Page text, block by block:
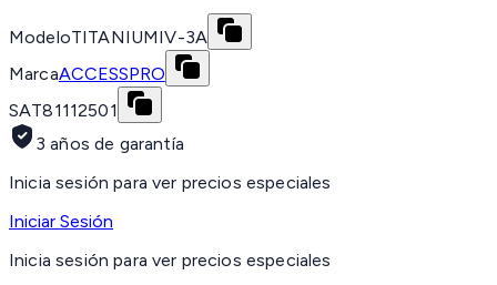
ModeloTITANIUMIV-3A
MarcaACCESSPRO
SAT81112501
3 años de garantía
Inicia sesión para ver precios especiales
Iniciar Sesión
Inicia sesión para ver precios especiales